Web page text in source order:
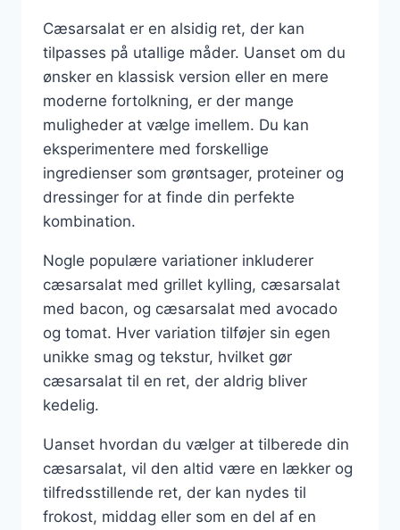
Cæsarsalat er en alsidig ret, der kan
tilpasses på utallige måder. Uanset om du
ønsker en klassisk version eller en mere
moderne fortolkning, er der mange
muligheder at vælge imellem. Du kan
eksperimentere med forskellige
ingredienser som grøntsager, proteiner og
dressinger for at finde din perfekte
kombination.
Nogle populære variationer inkluderer
cæsarsalat med grillet kylling, cæsarsalat
med bacon, og cæsarsalat med avocado
og tomat. Hver variation tilføjer sin egen
unikke smag og tekstur, hvilket gør
cæsarsalat til en ret, der aldrig bliver
kedelig.
Uanset hvordan du vælger at tilberede din
cæsarsalat, vil den altid være en lækker og
tilfredsstillende ret, der kan nydes til
frokost, middag eller som en del af en